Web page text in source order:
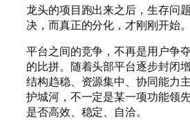
龙头的项目跑出来之后，生存问
决，而真正的分化，才刚刚开始。
平台之间的竞争，不再是用户争
的比拼。随着头部平台逐步封闭
结构趋稳、资源集中、协同能力
护城河，不一定是某一项功能领
是否高效、稳定、自洽。